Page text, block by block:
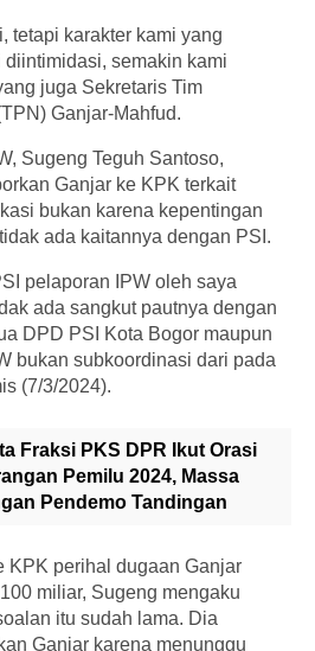
tetapi karakter kami yang
semakin kami
juga Sekretaris Tim
Ganjar-Mahfud.
Sugeng Teguh Santoso,
Ganjar ke KPK terkait
bukan karena kepentingan
ada kaitannya dengan PSI.
pelaporan IPW oleh saya
ada sangkut pautnya dengan
DPD PSI Kota Bogor maupun
bukan subkoordinasi dari pada
(7/3/2024).
Fraksi PKS DPR Ikut Orasi
Pemilu 2024, Massa
Pendemo Tandingan
KPK perihal dugaan Ganjar
miliar, Sugeng mengaku
itu sudah lama. Dia
Ganjar karena menunggu